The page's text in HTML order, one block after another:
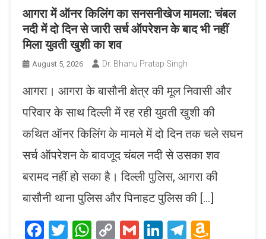
आगरा में ऑनर किलिंग का सनसनीखेज मामला: चंबल
नदी में दो दिन से जारी सर्च ऑपरेशन के बाद भी नहीं
मिला युवती खुशी का शव
August 5, 2026 Dr. Bhanu Pratap Singh
आगरा। आगरा के बासौनी क्षेत्र की मूल निवासी और
परिवार के साथ दिल्ली में रह रही युवती खुशी की
कथित ऑनर किलिंग के मामले में दो दिन तक चले सघन
सर्च ऑपरेशन के बावजूद चंबल नदी से उसका शव
बरामद नहीं हो सका है। दिल्ली पुलिस, आगरा की
बासौनी थाना पुलिस और पिनाहट पुलिस की […]
Facebook
Twitter
WhatsApp
CopyGmailLinkedIn
Telegram